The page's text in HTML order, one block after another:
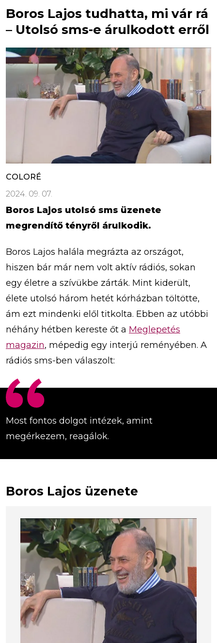
Boros Lajos tudhatta, mi vár rá
– Utolsó sms-e árulkodott erről
COLORÉ
2024. 09. 07.
Boros Lajos utolsó sms üzenete
megrendítő tényről árulkodik.
Boros Lajos halála megrázta az országot,
hiszen bár már nem volt aktív rádiós, sokan
egy életre a szívükbe zárták. Mint kiderült,
élete utolsó három hetét kórházban töltötte,
ám ezt mindenki elől titkolta. Ebben az utóbbi
néhány hétben kereste őt a Meglepetés
magazin, mépedig egy interjú reményében. A
rádiós sms-ben válaszolt:
Most fontos dolgot intézek, amint
megérkezem, reagálok.
Boros Lajos üzenete